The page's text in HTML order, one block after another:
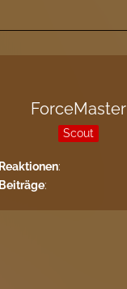
ForceMaster
Scout
Reaktionen
Beiträge